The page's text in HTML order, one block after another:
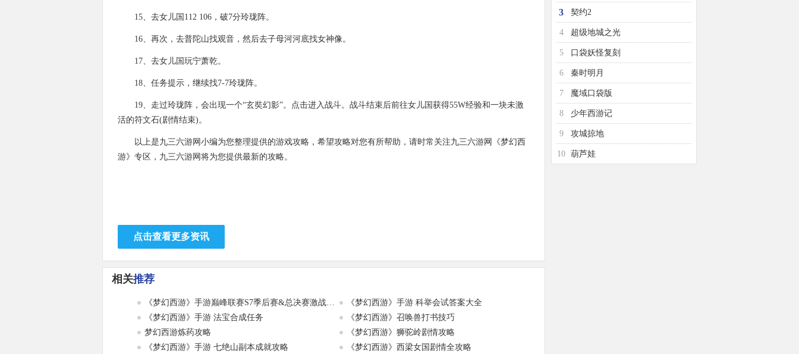
15、去女儿国112 106，破7分玲珑阵。
16、再次，去普陀山找观音，然后去子母河河底找女神像。
17、去女儿国玩宁萧乾。
18、任务提示，继续找7-7玲珑阵。
19、走过玲珑阵，会出现一个“玄奘幻影”。点击进入战斗。战斗结束后前往女儿国获得55W经验和一块未激
活的符文石(剧情结束)。
以上是九三六游网小编为您整理提供的游戏攻略，希望攻略对您有所帮助，请时常关注九三六游网《梦幻西
游》专区，九三六游网将为您提供最新的攻略。
点击查看更多资讯
相关推荐
《梦幻西游》手游巅峰联赛S7季后赛&总决赛激战打响
《梦幻西游》手游 科举会试答案大全
《梦幻西游》手游 法宝合成任务
《梦幻西游》召唤兽打书技巧
梦幻西游炼药攻略
《梦幻西游》狮驼岭剧情攻略
《梦幻西游》手游 七绝山副本成就攻略
《梦幻西游》西梁女国剧情全攻略
3 契约2
4 超级地城之光
5 口袋妖怪复刻
6 秦时明月
7 魔域口袋版
8 少年西游记
9 攻城掠地
10 葫芦娃